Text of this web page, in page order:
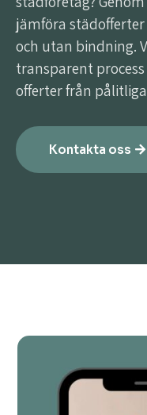
jämföra
och utan bindning.
transparent
offerter från
Kontakta oss